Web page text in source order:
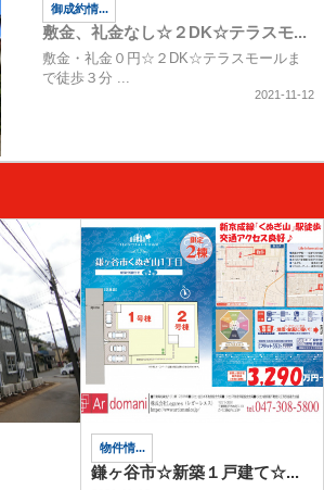
御成約情...
敷金、礼金なし☆２DK☆テラスモ...
敷金・礼金０円☆２DK☆テラスモールま
で徒歩３分 ...
2021-11-12
物件情...
鎌ヶ谷市☆新築１戸建て☆...